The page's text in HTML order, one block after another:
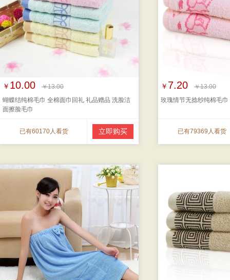
￥ 10.00
￥13.00
蝴蝶结纯棉毛巾 全棉面巾回礼 礼品赠品 洗脸洁
面擦脸毛巾
已有60170人看货 立即购买
￥ 7.20
￥13.00
玫瑰情节无捻纱纯棉毛巾
已有79369人看货